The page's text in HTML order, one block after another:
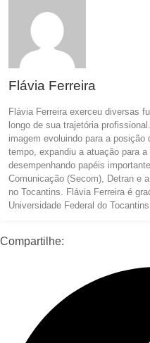
Flávia Ferreira
Flávia Ferreira exerceu diversas
longo de sua trajetória
imagem evoluindo para a posição
tempo, expandiu a atuação para
desempenhando papéis
Comunicação (Secom), Detran e
no Tocantins. Flávia Ferreira é
Universidade Federal do
Compartilhe: